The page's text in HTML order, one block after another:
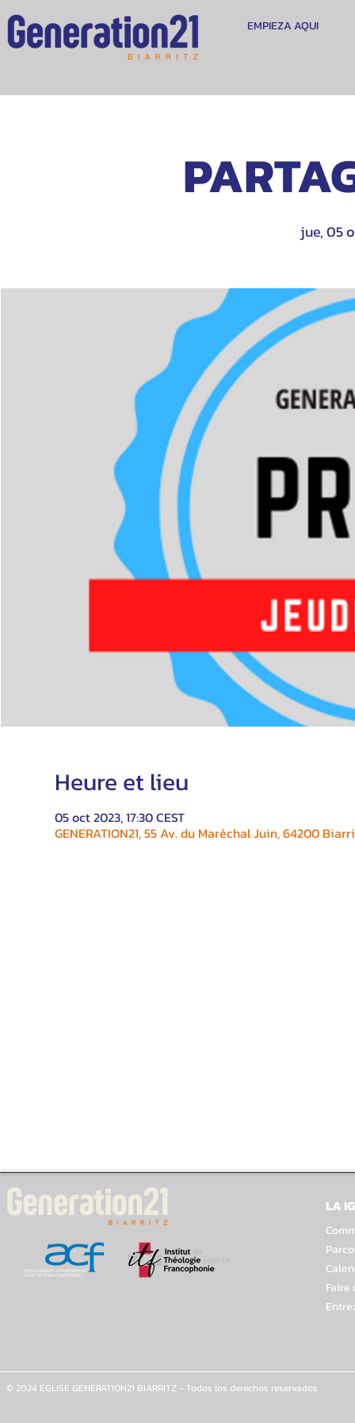
EMPIEZA AQUI
jue, 05
Heure et lieu
05 oct 2023, 17:30 CEST
GENERATION21, 55 Av. du Maréchal Juin, 64200
LA
Faire
© 2024 EGLISE GENERATION21 BIARRITZ - Todos los derechos reservados